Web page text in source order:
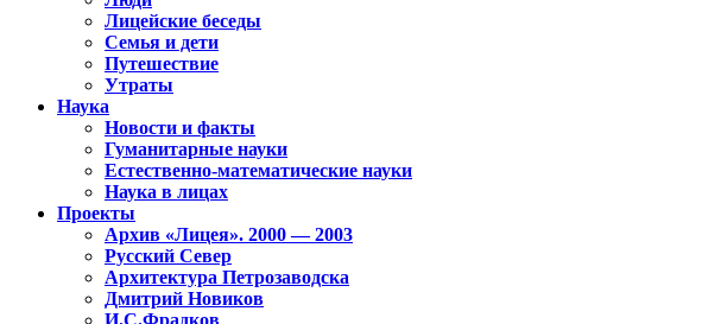
Лицейские беседы
Семья и дети
Путешествие
Утраты
Наука
Новости и факты
Гуманитарные науки
Естественно-математические науки
Наука в лицах
Проекты
Архив «Лицея». 2000 — 2003
Русский Север
Архитектура Петрозаводска
Дмитрий Новиков
И.С.Фрадков